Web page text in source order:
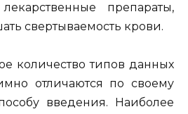
препараты,
свертываемость крови.
количество типов данных
отличаются по своему
введения. Наиболее